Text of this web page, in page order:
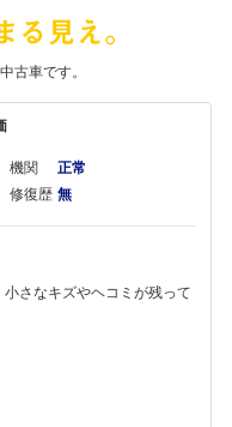
古車です。
機関
正常
修復歴 無
さなキズやヘコミが残って